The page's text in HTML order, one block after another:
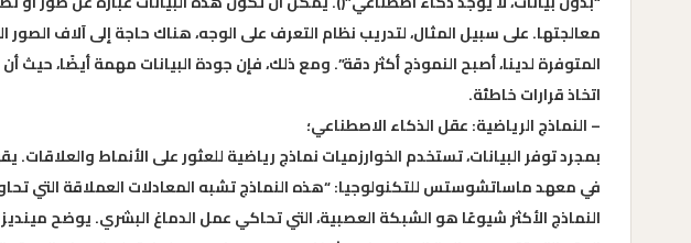
معالجتها. على سبيل المثال، لتدريب نظام التعرف على الوجه، هناك حاجة إلى آلاف الصور
المتوفرة لدينا، أصبح النموذج أكثر دقة”. ومع ذلك، فإن جودة البيانات مهمة أيضًا، حيث
اتخاذ قرارات خاطئة.
– النماذج الرياضية: عقل الذكاء الاصطناعي؛
بمجرد توفر البيانات، تستخدم الخوارزميات نماذج رياضية للعثور على الأنماط
في معهد ماساتشوستس للتكنولوجيا: “هذه النماذج تشبه المعادلات العملاقة التي تحاول
النماذج الأكثر شيوعًا هو الشبكة العصبية، التي تحاكي عمل الدماغ البشري. يوضح